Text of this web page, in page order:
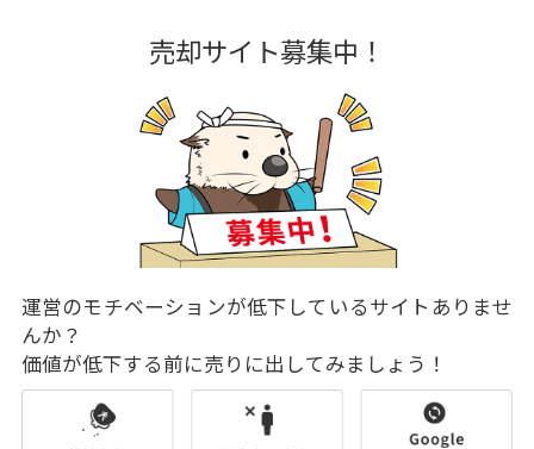
売却サイト募集中！
運営のモチベーションが低下しているサイトありませ
んか？
価値が低下する前に売りに出してみましょう！